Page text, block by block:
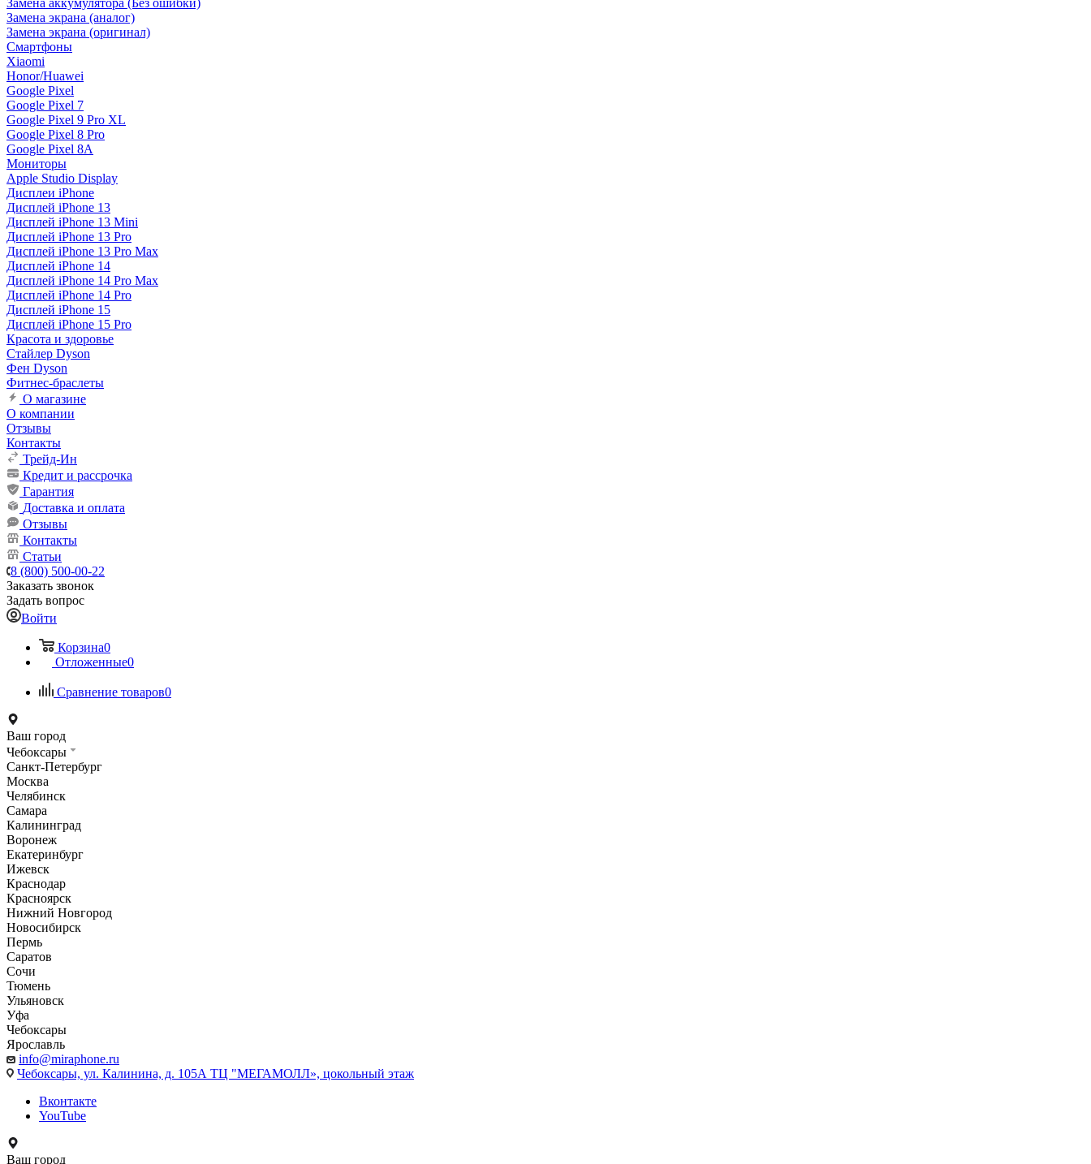
Замена аккумулятора (Без ошибки)
Замена экрана (аналог)
Замена экрана (оригинал)
Смартфоны
Xiaomi
Honor/Huawei
Google Pixel
Google Pixel 7
Google Pixel 9 Pro XL
Google Pixel 8 Pro
Google Pixel 8A
Мониторы
Apple Studio Display
Дисплеи iPhone
Дисплей iPhone 13
Дисплей iPhone 13 Mini
Дисплей iPhone 13 Pro
Дисплей iPhone 13 Pro Max
Дисплей iPhone 14
Дисплей iPhone 14 Pro Max
Дисплей iPhone 14 Pro
Дисплей iPhone 15
Дисплей iPhone 15 Pro
Красота и здоровье
Стайлер Dyson
Фен Dyson
Фитнес-браслеты
О магазине
О компании
Отзывы
Контакты
Трейд-Ин
Кредит и рассрочка
Гарантия
Доставка и оплата
Отзывы
Контакты
Статьи
8 (800) 500-00-22
Заказать звонок
Задать вопрос
Войти
Корзина0
Отложенные0
Сравнение товаров0
Ваш город
Чебоксары
Санкт-Петербург
Москва
Челябинск
Самара
Калининград
Воронеж
Екатеринбург
Ижевск
Краснодар
Красноярск
Нижний Новгород
Новосибирск
Пермь
Саратов
Сочи
Тюмень
Ульяновск
Уфа
Чебоксары
Ярославль
info@miraphone.ru
Чебоксары, ул. Калинина, д. 105А ТЦ "МЕГАМОЛЛ», цокольный этаж
Вконтакте
YouTube
Ваш город